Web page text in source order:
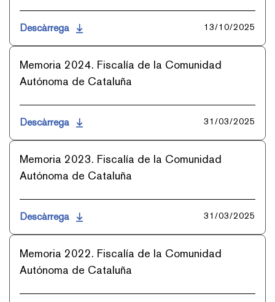
Descàrrega 13/10/2025
Memoria 2024. Fiscalía de la Comunidad
Autónoma de Cataluña
Descàrrega 31/03/2025
Memoria 2023. Fiscalía de la Comunidad
Autónoma de Cataluña
Descàrrega 31/03/2025
Memoria 2022. Fiscalía de la Comunidad
Autónoma de Cataluña